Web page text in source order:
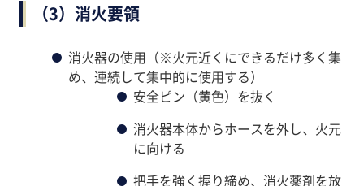
（3）消火要領
消火器の使用（※火元近くにできるだけ多く集
め、連続して集中的に使用する）
安全ピン（黄色）を抜く
消火器本体からホースを外し、火元
に向ける
把手を強く握り締め、消火薬剤を放